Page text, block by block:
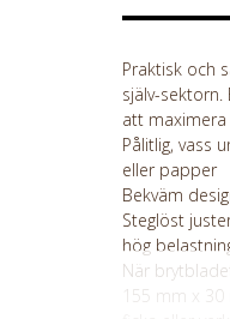
Praktisk och
själv-
att maximera
Pålitlig, vass
eller papper
Bekväm
Steglöst
hög
När
155 mm x